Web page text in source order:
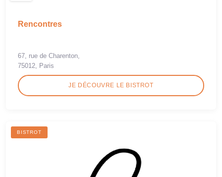
Rencontres
67, rue de Charenton,
75012, Paris
JE DÉCOUVRE LE BISTROT
BISTROT